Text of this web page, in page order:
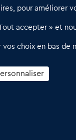
pour améliorer
accepter » et
choix en bas de